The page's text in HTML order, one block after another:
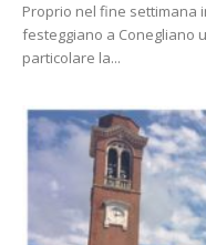
Proprio nel fine settimana
festeggiano a Conegliano
particolare la...